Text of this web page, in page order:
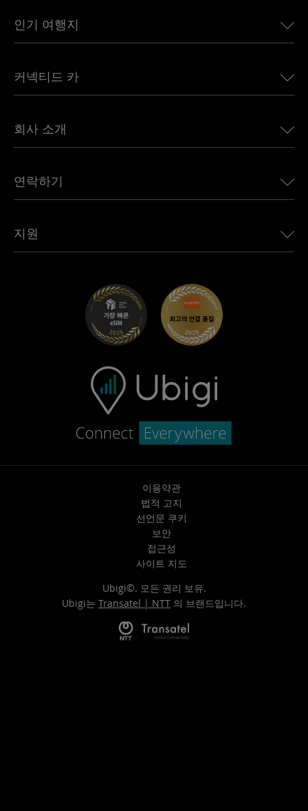
인기 여행지
유럽용 eSIM
캐나다용 eSIM
아프리카용 eSIM
모든 목적지 보기
커넥티드 카
Land Rover용 Ubigi
Jeep용 Ubigi
Mini용 Ubigi
Maserati용 Ubigi
회사 소개
언론에 소개된 Ubigi
Ubigi 앱
연락하기
제휴 프로그램
지원
이용약관
법적 고지
선언문 쿠키
보안
접근성
사이트 지도
Ubigi©. 모든 권리 보유.
Ubigi는 Transatel | NTT 의 브랜드입니다.